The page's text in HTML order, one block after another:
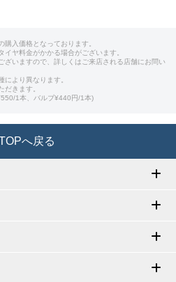
購入価格となっております。
ヤ料金がかかる場合がございます。
ざいますので、詳しくはご来店される店舗にお問い
により異なります。
きます。
1本、バルブ¥440円/1本)
へ戻る